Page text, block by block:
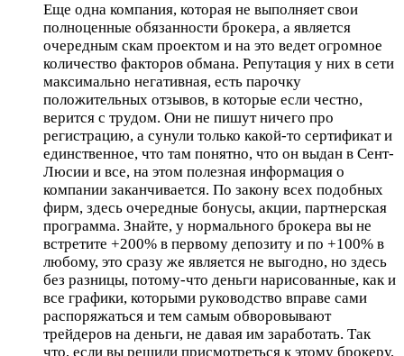
Еще одна компания, которая не выполняет свои
полноценные обязанности брокера, а является
очередным скам проектом и на это ведет огромное
количество факторов обмана. Репутация у них в сети
максимально негативная, есть парочку
положительных отзывов, в которые если честно,
верится с трудом. Они не пишут ничего про
регистрацию, а сунули только какой-то сертификат и
единственное, что там понятно, что он выдан в Сент-
Люсии и все, на этом полезная информация о
компании заканчивается. По закону всех подобных
фирм, здесь очередные бонусы, акции, партнерская
программа. Знайте, у нормального брокера вы не
встретите +200% в первому депозиту и по +100% в
любому, это сразу же является не выгодно, но здесь
без разницы, потому-что деньги нарисованные, как и
все графики, которыми руководство вправе сами
распоряжаться и тем самым обворовывают
трейдеров на деньги, не давая им заработать. Так
что, если вы решили присмотреться к этому брокеру,